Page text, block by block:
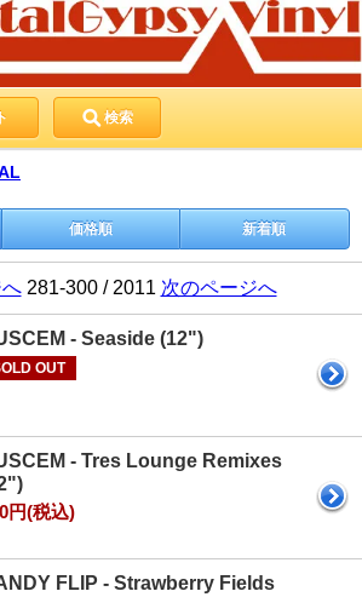
検索
価格順 新着順
281-300 / 2011 次のページへ
- Seaside (12")
OUT
- Tres Lounge Remixes
円(税込)
FLIP - Strawberry Fields